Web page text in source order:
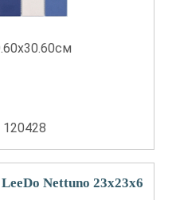
120428
Nettuno 23x23x6